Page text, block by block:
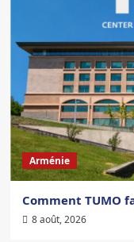
Arménie
Comment TUMO
8 août, 2026